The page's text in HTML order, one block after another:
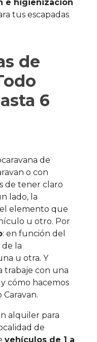
e higienización
tus escapadas
de
6
de
o con
de tener claro
lado, la
elemento que
u otro. Por
: en función del
de la
u otra. Y
trabaje con una
cómo hacemos
alquiler para
de
vehículos de 1 a